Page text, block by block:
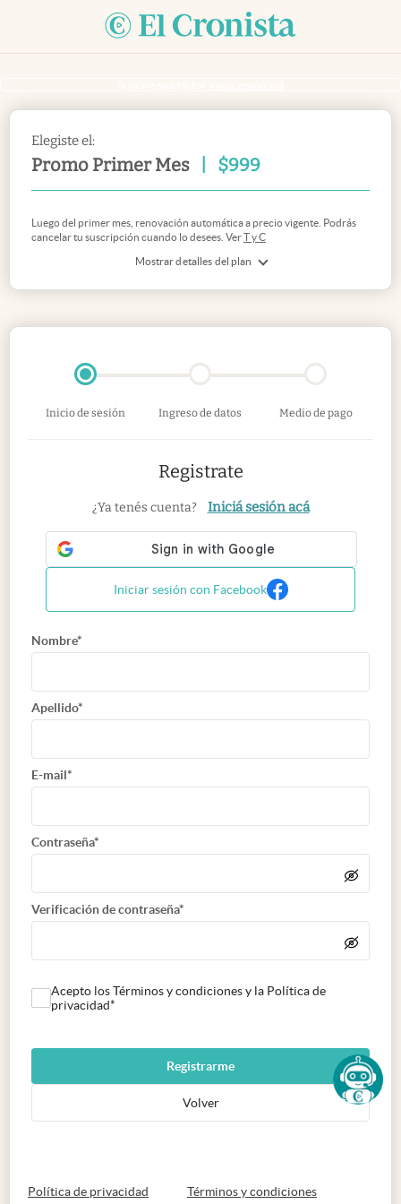
Elegiste el:
Promo Primer Mes $999
Mostrar detalles del plan
Luego del primer mes, renovación automática a precio vigente. Podrás
cancelar tu suscripción cuando lo desees. VerT y C
Inicio de sesión Ingreso de datos Medio de pago
Registrate
¿Ya tenés cuenta? Iniciá sesión acá
Iniciar sesión con Facebook
Nombre*
Apellido*
E-mail*
Contraseña*
Verificación de contraseña*
Acepto los Términos y condiciones y la Política de
privacidad*
Registrarme
Volver
Política de privacidad abre en nueva pestaña
Términos y condicionesabre en nueva